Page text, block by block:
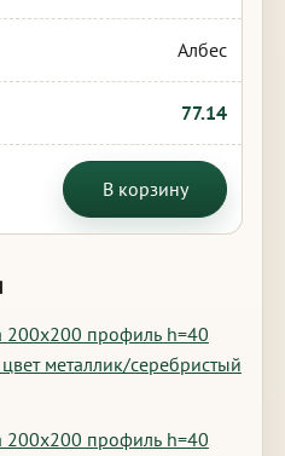
Албес
77.14
В корзину
200х200 профиль h=40
металлик/серебристый
200х200 профиль h=40